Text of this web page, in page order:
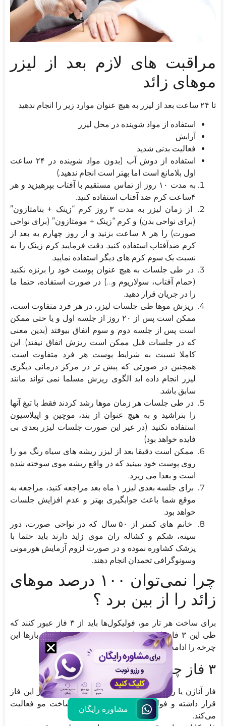
مراقبت های لازم بعد از لیزر
موهای زائد
تا ۲۴ ساعت بعد از لیزر به هیچ عنوان موارد زیر را انجام ندهید
استفاده از مواد شوینده در محل لیزر
آرایش
فعالیت بدنی شدید
استفاده از دوش آب (بدون مواد شوینده در ۲۴ ساعت
اول بلامانع است اما بهتر است انجام ندهید.)
به مدت ۱۰ روز از تماس مستقیم با آفتاب بپرهیزید و هر
۴ساعت کرم ضد آفتاب استفاده کنید.
از زمان لیزر به مدت ۳ روز کرم “زینک + بتامتازون”
(برای نواحی بدن) و کرم “زینک + مومتازون” (برای نواحی
صورت) را هر ۸ ساعت بزنید و از روز چهارم به بعد از
کرم ضدآفتاب استفاده کنید. دقت فرمایید کرم زینک را به
نسبت یک سوم کرم های دیگر استفاده نمایید.
در طی جلسات به هیچ عنوان پوست خود را برنزه نکنید
(حمام آفتاب، سولاریوم و…) در صورت استفاده، حتما ما
را در جریان قرار دهید.
ریزش موها طی جلسات لیزر، در هر فرد متفاوت است،
ممکن است پس از ۲۰ روز از جلسه اول و یا حتی ممکن
است پس از جلسه دوم و سوم اتفاق بیوفتد (بدین معنی
که در جلسات قبل ممکن است ریزش اتفاق نیفتد). این
کاملا نسبت به شرایط پوست هر فرد متفاوت است.
همچنین در صورتی که پیش تر در مرکز درمانی دیگری
لیزر انجام داده اید الگوی ریزش مسلما نمی تواند مانند
سابق باشد.
در طی جلسات هر زمان موها رشد کردند فقط با تیغ آنها
را بتراشید و به هیچ عنوان از بند، موچین و اپیلاسیون
استفاده نکنید. (در غیر این صورت جلسات لیزر بعدی بی
فایده خواهد بود)
ممکن است دقیقا بعد از لیزر ریشه های سیاه رنگ مو را
روی پوست خود ببینید که در واقع ریشه موی سوخته شده
است و بعدا می ریزد.
برای جلسه بعدی لیزر ۱ ماه بعد مراجعه کنید، مراجعه به
موقع شما باعث جوابگیری بهتر و عدم افزایش جلسات
خواهد بود.
خانم های کمتر از ۵۰ سال که در نواحی صورت، دور
سینه، شکم و کشاله ران موی زاید دارند باید حتما با
پزشک کشاوره نموده و در صورت لزوم آزمایش هورمونی
وسونوگرافی تخمدان انجام دهند.
چرا نمی‌توان ۱۰۰ درصد موهای
زائد را از بین برد ؟
برای ساخت هر تار مو، فولیکول‌ها باید از ۳ فاز عبور کنند که
طی این ۳ فاز تار مو ساخته می‌شود و هر فولیکول بارها این
چرخه را ادامه می‌دهد.
۳ فاز چرخه‌ی رشد مو:
فاز آناژن یا رشد: حدود ۸۰ تا ۹۰ درصد موهای زائد در این فاز
قرار داشته و فولیکول این فاز همواره در ساخت مو فعالیت
می‌کند.
مشاوره رایگان